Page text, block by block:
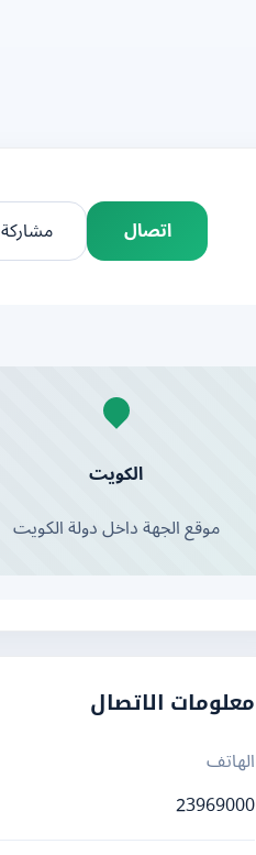
اتصال مشاركة
الكويت
موقع الجهة داخل دولة الكويت
معلومات الاتصال
الهاتف
23969000